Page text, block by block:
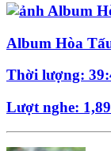
Album Hòa
Thời lượng:
Lượt nghe: